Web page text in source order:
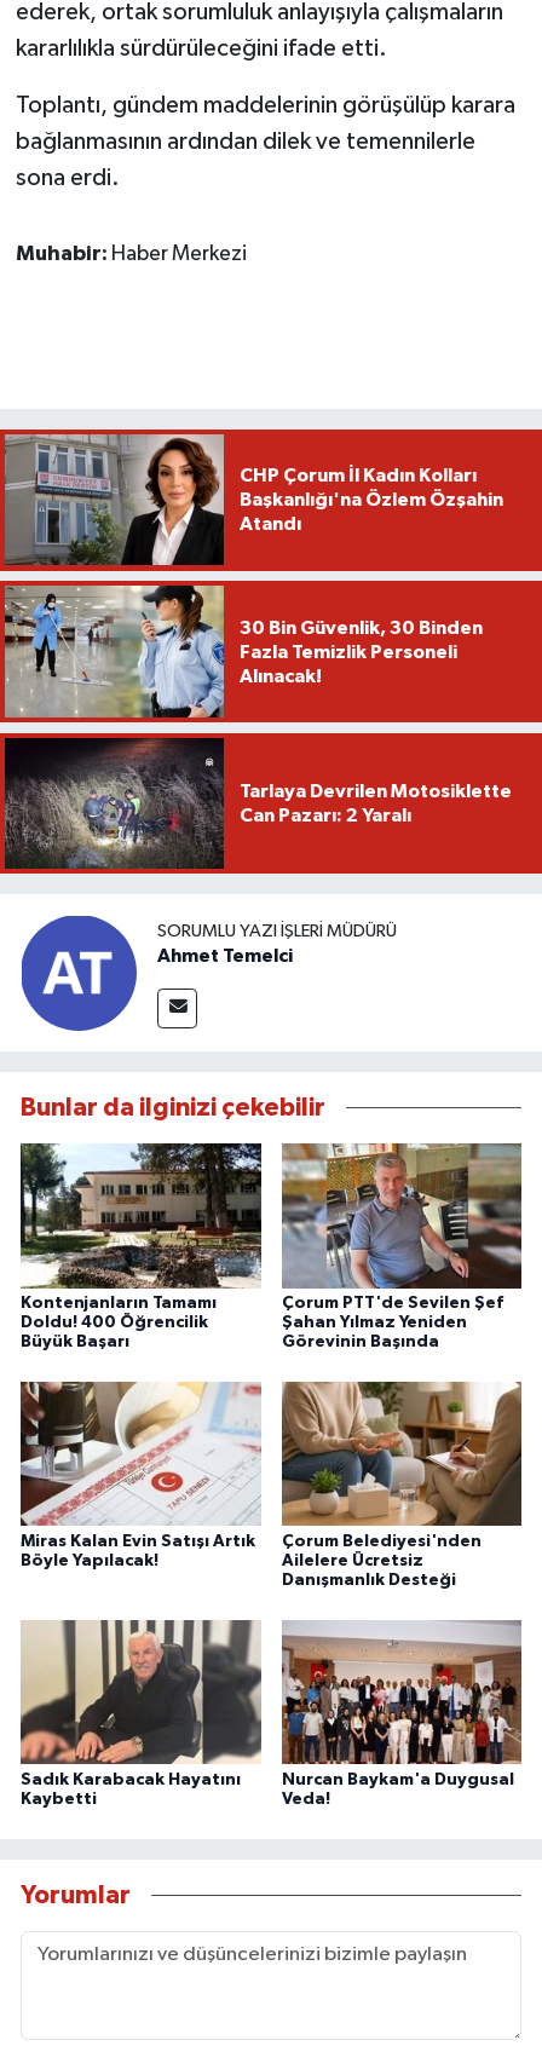
ederek, ortak sorumluluk anlayışıyla çalışmaların
kararlılıkla sürdürüleceğini ifade etti.
Toplantı, gündem maddelerinin görüşülüp karara
bağlanmasının ardından dilek ve temennilerle
sona erdi.
Muhabir: Haber Merkezi
CHP Çorum İl Kadın Kolları
Başkanlığı'na Özlem Özşahin
Atandı
30 Bin Güvenlik, 30 Binden
Fazla Temizlik Personeli
Alınacak!
Tarlaya Devrilen Motosiklette
Can Pazarı: 2 Yaralı
SORUMLU YAZI İŞLERI MÜDÜRÜ
Ahmet Temelci
Bunlar da ilginizi çekebilir
Kontenjanların Tamamı
Doldu! 400 Öğrencilik
Büyük Başarı
Çorum PTT'de Sevilen Şef
Şahan Yılmaz Yeniden
Görevinin Başında
Miras Kalan Evin Satışı Artık
Böyle Yapılacak!
Çorum Belediyesi'nden
Ailelere Ücretsiz
Danışmanlık Desteği
Sadık Karabacak Hayatını
Kaybetti
Nurcan Baykam'a Duygusal
Veda!
Yorumlar